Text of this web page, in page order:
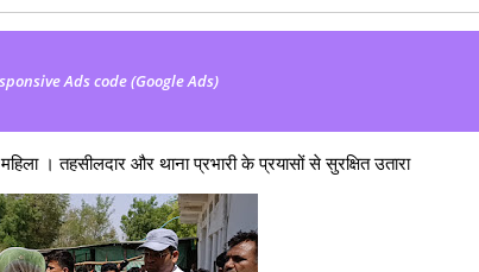
Ads code (Google Ads)
। तहसीलदार और थाना प्रभारी के प्रयासों से सुरक्षित उतारा